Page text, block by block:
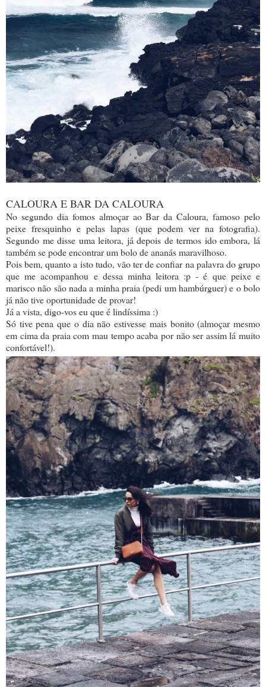
CALOURA E BAR DA CALOURA
No segundo dia fomos almoçar ao Bar da Caloura, famoso pelo
peixe fresquinho e pelas lapas (que podem ver na fotografia).
Segundo me disse uma leitora, já depois de termos ido embora, lá
também se pode encontrar um bolo de ananás maravilhoso.
Pois bem, quanto a isto tudo, vão ter de confiar na palavra do grupo
que me acompanhou e dessa minha leitora :p - é que peixe e
marisco não são nada a minha praia (pedi um hambúrguer) e o bolo
já não tive oportunidade de provar!
Já a vista, digo-vos eu que é lindíssima :)
Só tive pena que o dia não estivesse mais bonito (almoçar mesmo
em cima da praia com mau tempo acaba por não ser assim lá muito
confortável!).